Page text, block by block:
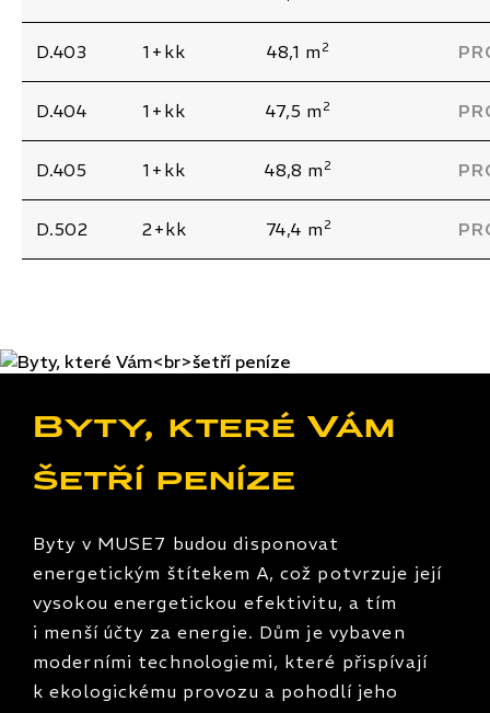
D.403 1+kk 48,1 m 2
D.404 1+kk 47,5 m 2
D.405 1+kk 48,8 m 2
D.502 2+kk 74,4 m 2
Byty, které Vám
šetří peníze
Byty v MUSE7 budou disponovat
energetickým štítekem A, což potvrzuje její
vysokou energetickou efektivitu, a tím
i menší účty za energie. Dům je vybaven
moderními technologiemi, které přispívají
k ekologickému provozu a pohodlí jeho